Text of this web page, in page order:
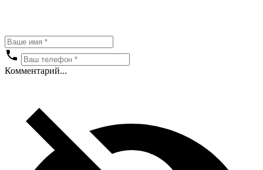
Комментарий...